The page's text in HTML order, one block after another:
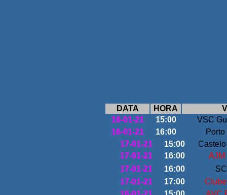
DATA HORA
16-01-21
15:00
VSC
16-01-21
16:00
17-01-21
15:00
17-01-21
16:00
17-01-21
16:00
17-01-21
17:00